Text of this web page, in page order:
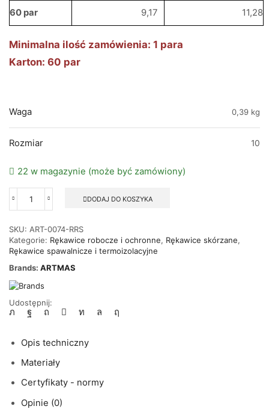
60 par 9,17 11,28
Minimalna ilość zamówienia: 1 para
Karton: 60 par
Waga 0,39 kg
Rozmiar 10
22 w magazynie (może być zamówiony)
ilość
spawalnicze
skórzane
skóra
bydlęca
REFLEX-
ARTMAS
35cm
kat.2
DODAJ DO KOSZYKA
SKU: ART-0074-RRS
Kategorie: Rękawice robocze i ochronne, Rękawice skórzane,
Rękawice spawalnicze i termoizolacyjne
Brands: ARTMAS
Udostępnij:
Opis techniczny
Materiały
Certyfikaty - normy
Opinie (0)